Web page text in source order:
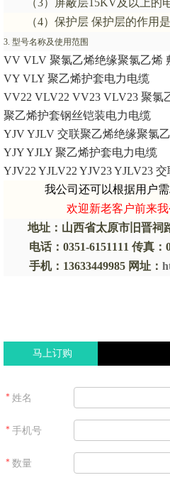
（3）屏蔽层15KV及以上的
（4）保护层 保护层的作用
3. 型号名称及使用范围
VV VLV 聚氯乙烯绝缘聚氯乙烯
VY VLY 聚乙烯护套电力电缆
VV22 VLV22 VV23 VLV23 聚氯
聚乙烯护套钢丝铠装电力电缆
YJV YJLV 交联聚乙烯绝缘聚氯
YJY YJLY 聚乙烯护套电力电缆
YJV22 YJLV22 YJV23 YJLV23 交
我公司还可以根据用户
欢迎新老客户前来我
地址：山西省太原市旧晋祠
电话： 0351-6151111 传真：
手机： 13633449985 网址：
马上订购
＊ 姓名
＊ 手机号
＊ 数量